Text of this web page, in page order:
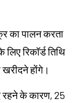
का पालन करता
रिकॉर्ड तिथि
होंगे।
रहने के कारण, 25